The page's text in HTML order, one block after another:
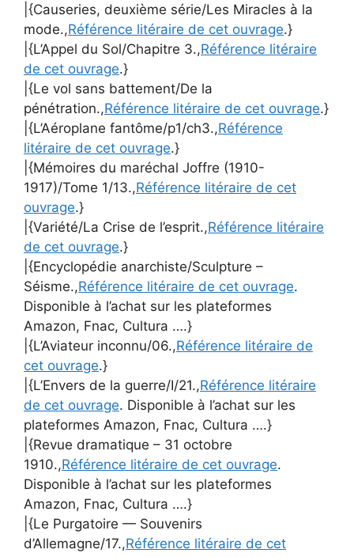
|{Causeries, deuxième série/Les Miracles à la
mode.,Référence litéraire de cet ouvrage.}
|{L’Appel du Sol/Chapitre 3.,Référence litéraire
de cet ouvrage.}
|{Le vol sans battement/De la
pénétration.,Référence litéraire de cet ouvrage.}
|{L’Aéroplane fantôme/p1/ch3.,Référence
litéraire de cet ouvrage.}
|{Mémoires du maréchal Joffre (1910-
1917)/Tome 1/13.,Référence litéraire de cet
ouvrage.}
|{Variété/La Crise de l’esprit.,Référence litéraire
de cet ouvrage.}
|{Encyclopédie anarchiste/Sculpture –
Séisme.,Référence litéraire de cet ouvrage.
Disponible à l’achat sur les plateformes
Amazon, Fnac, Cultura ….}
|{L’Aviateur inconnu/06.,Référence litéraire de
cet ouvrage.}
|{L’Envers de la guerre/I/21.,Référence litéraire
de cet ouvrage. Disponible à l’achat sur les
plateformes Amazon, Fnac, Cultura ….}
|{Revue dramatique – 31 octobre
1910.,Référence litéraire de cet ouvrage.
Disponible à l’achat sur les plateformes
Amazon, Fnac, Cultura ….}
|{Le Purgatoire — Souvenirs
d’Allemagne/17.,Référence litéraire de cet